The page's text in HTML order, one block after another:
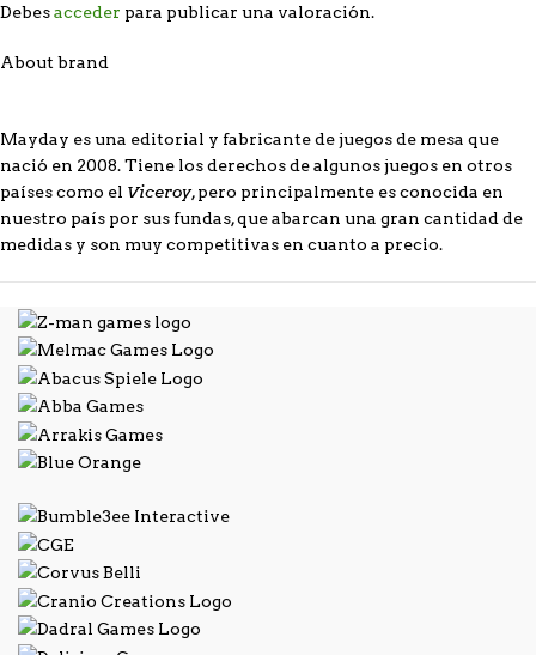
Debesacceder para publicar una valoración.
About brand
Mayday es una editorial y fabricante de juegos de mesa que
nació en 2008. Tiene los derechos de algunos juegos en otros
países como el Viceroy, pero principalmente es conocida en
nuestro país por sus fundas, que abarcan una gran cantidad de
medidas y son muy competitivas en cuanto a precio.